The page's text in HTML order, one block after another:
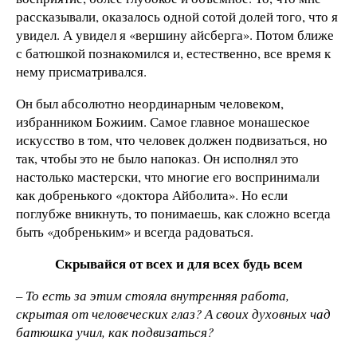
рассказывали, оказалось одной сотой долей того, что я
увидел. А увидел я «вершину айсберга». Потом ближе
с батюшкой познакомился и, естественно, все время к
нему присматривался.
Он был абсолютно неординарным человеком,
избранником Божиим. Самое главное монашеское
искусство в том, что человек должен подвизаться, но
так, чтобы это не было напоказ. Он исполнял это
настолько мастерски, что многие его воспринимали
как добренького «доктора Айболита». Но если
поглубже вникнуть, то понимаешь, как сложно всегда
быть «добреньким» и всегда радоваться.
Скрывайся от всех и для всех будь всем
– То есть за этим стояла внутренняя работа,
скрытая от человеческих глаз? А своих духовных чад
батюшка учил, как подвизаться?